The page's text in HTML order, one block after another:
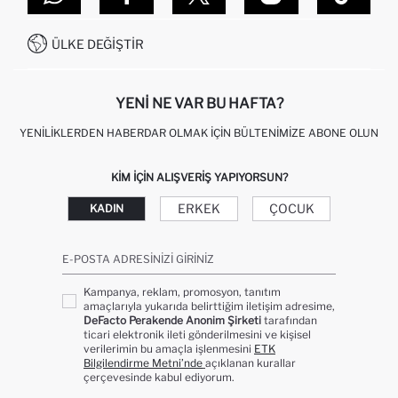
SITEMAP
İŞLEM REHBERI
KAMPANYALAR
0850 333 22 86
ÜLKE DEĞIŞTIR
YENI NE VAR BU HAFTA?
YENILIKLERDEN HABERDAR OLMAK İÇIN BÜLTENIMIZE ABONE OLUN
KIM IÇIN ALIŞVERIŞ YAPIYORSUN?
KADIN ERKEK ÇOCUK
E-POSTA ADRESINIZI GIRINIZ
Kampanya, reklam, promosyon, tanıtım
amaçlarıyla yukarıda belirttiğim iletişim adresime,
DeFacto Perakende Anonim Şirketi tarafından
ticari elektronik ileti gönderilmesini ve kişisel
verilerimin bu amaçla işlenmesini ETK
Bilgilendirme Metni’nde açıklanan kurallar
çerçevesinde kabul ediyorum.